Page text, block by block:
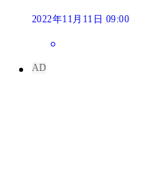
2022年11月11日 09:00